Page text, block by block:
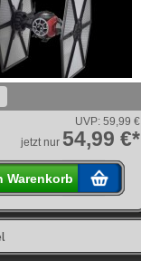
UVP: 59,99 €
jetzt nur 54,99 €*
Warenkorb